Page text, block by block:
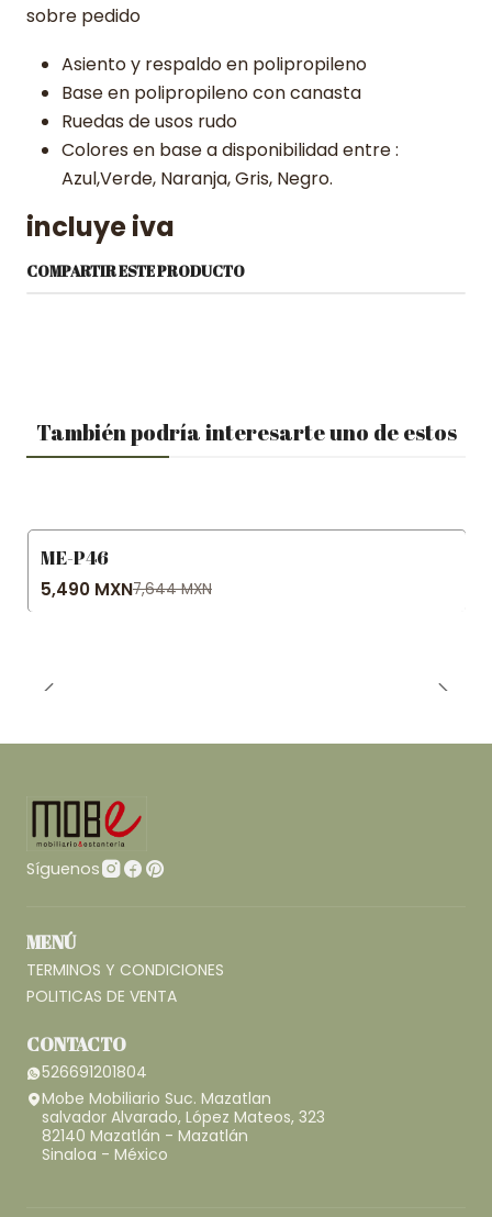
sobre pedido
Asiento y respaldo en polipropileno
Base en polipropileno con canasta
Ruedas de usos rudo
Colores en base a disponibilidad entre :
Azul,Verde, Naranja, Gris, Negro.
incluye iva
COMPARTIR ESTE PRODUCTO
También podría interesarte uno de estos
-28% OFF
ME-P46
5,490 MXN7,644 MXN
Síguenos
MENÚ
TERMINOS Y CONDICIONES
POLITICAS DE VENTA
CONTACTO
526691201804
Mobe Mobiliario Suc. Mazatlan
salvador Alvarado, López Mateos, 323
82140 Mazatlán - Mazatlán
Sinaloa - México